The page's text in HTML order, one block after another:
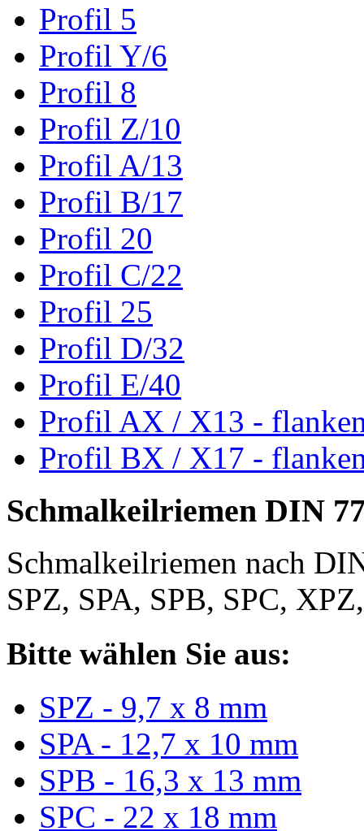
Profil 5
Profil Y/6
Profil 8
Profil Z/10
Profil A/13
Profil B/17
Profil 20
Profil C/22
Profil 25
Profil D/32
Profil E/40
Profil AX / X13 -
Profil BX / X17 -
Schmalkeilriemen DIN
Schmalkeilriemen nach
SPZ, SPA, SPB, SPC,
Bitte wählen Sie aus:
SPZ - 9,7 x 8 mm
SPA - 12,7 x 10 mm
SPB - 16,3 x 13 mm
SPC - 22 x 18 mm